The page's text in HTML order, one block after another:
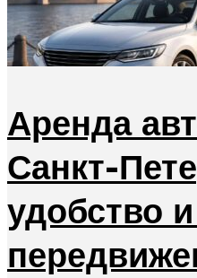
Аренда
Санкт-
удобство